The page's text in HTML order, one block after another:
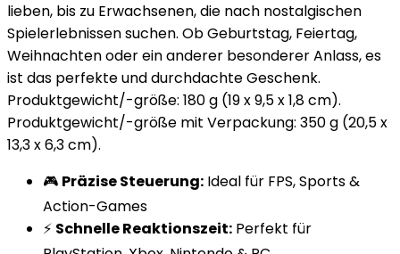
lieben, bis zu Erwachsenen, die nach nostalgischen
Spielerlebnissen suchen. Ob Geburtstag, Feiertag,
Weihnachten oder ein anderer besonderer Anlass, es
ist das perfekte und durchdachte Geschenk.
Produktgewicht/-größe: 180 g (19 x 9,5 x 1,8 cm).
Produktgewicht/-größe mit Verpackung: 350 g (20,5 x
13,3 x 6,3 cm).
🎮 Präzise Steuerung: Ideal für FPS, Sports &
Action-Games
⚡ Schnelle Reaktionszeit: Perfekt für